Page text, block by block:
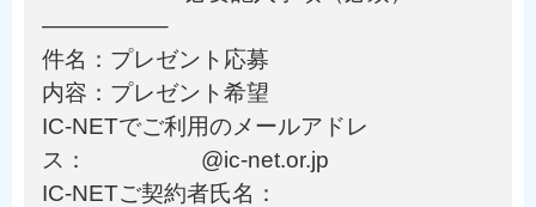
—————–
件名：プレゼント応募
内容：プレゼント希望
IC-NETでご利用のメールアドレ
ス： @ic-net.or.jp
IC-NETご契約者氏名：